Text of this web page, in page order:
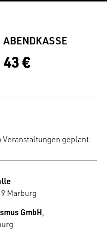
ABENDKASSE
43 €
geplant.
Marburg
GmbH,